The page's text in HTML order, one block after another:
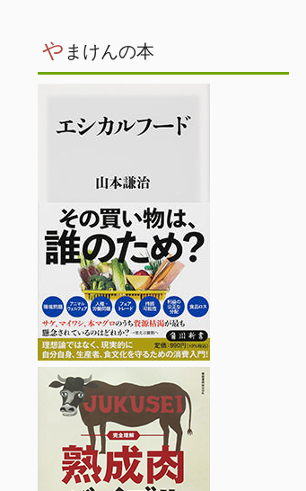
や まけんの本